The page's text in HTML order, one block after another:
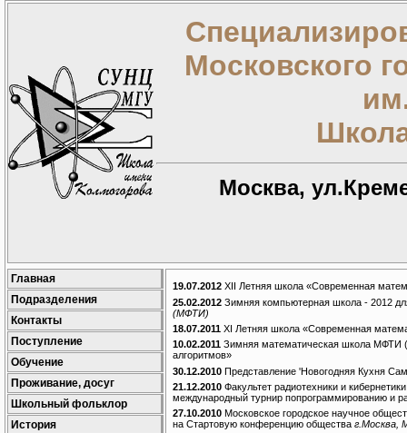
Московского
Москва,
Главная
Подразделения
Контакты
Поступление
Обучение
Проживание, досуг
Школьный фольклор
История
19.07.2012 XII Летняя школа «Современная
25.02.2012 Зимняя компьютерная школа - 2012
(МФТИ)
18.07.2011 XI Летняя школа «Современная
10.02.2011 Зимняя математическая школа МФТИ
алгоритмов»
30.12.2010 Представление 'Новогодняя Кухня
21.12.2010 Факультет радиотехники и
международный турнир попрограммированию и
27.10.2010 Московское городское научное
на Стартовую конференцию общества г.Москва,